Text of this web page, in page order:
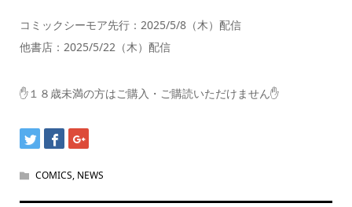
コミックシーモア先行：2025/5/8（木）配信
他書店：2025/5/22（木）配信
✋１８歳未満の方はご購入・ご購読いただけません✋
COMICS, NEWS